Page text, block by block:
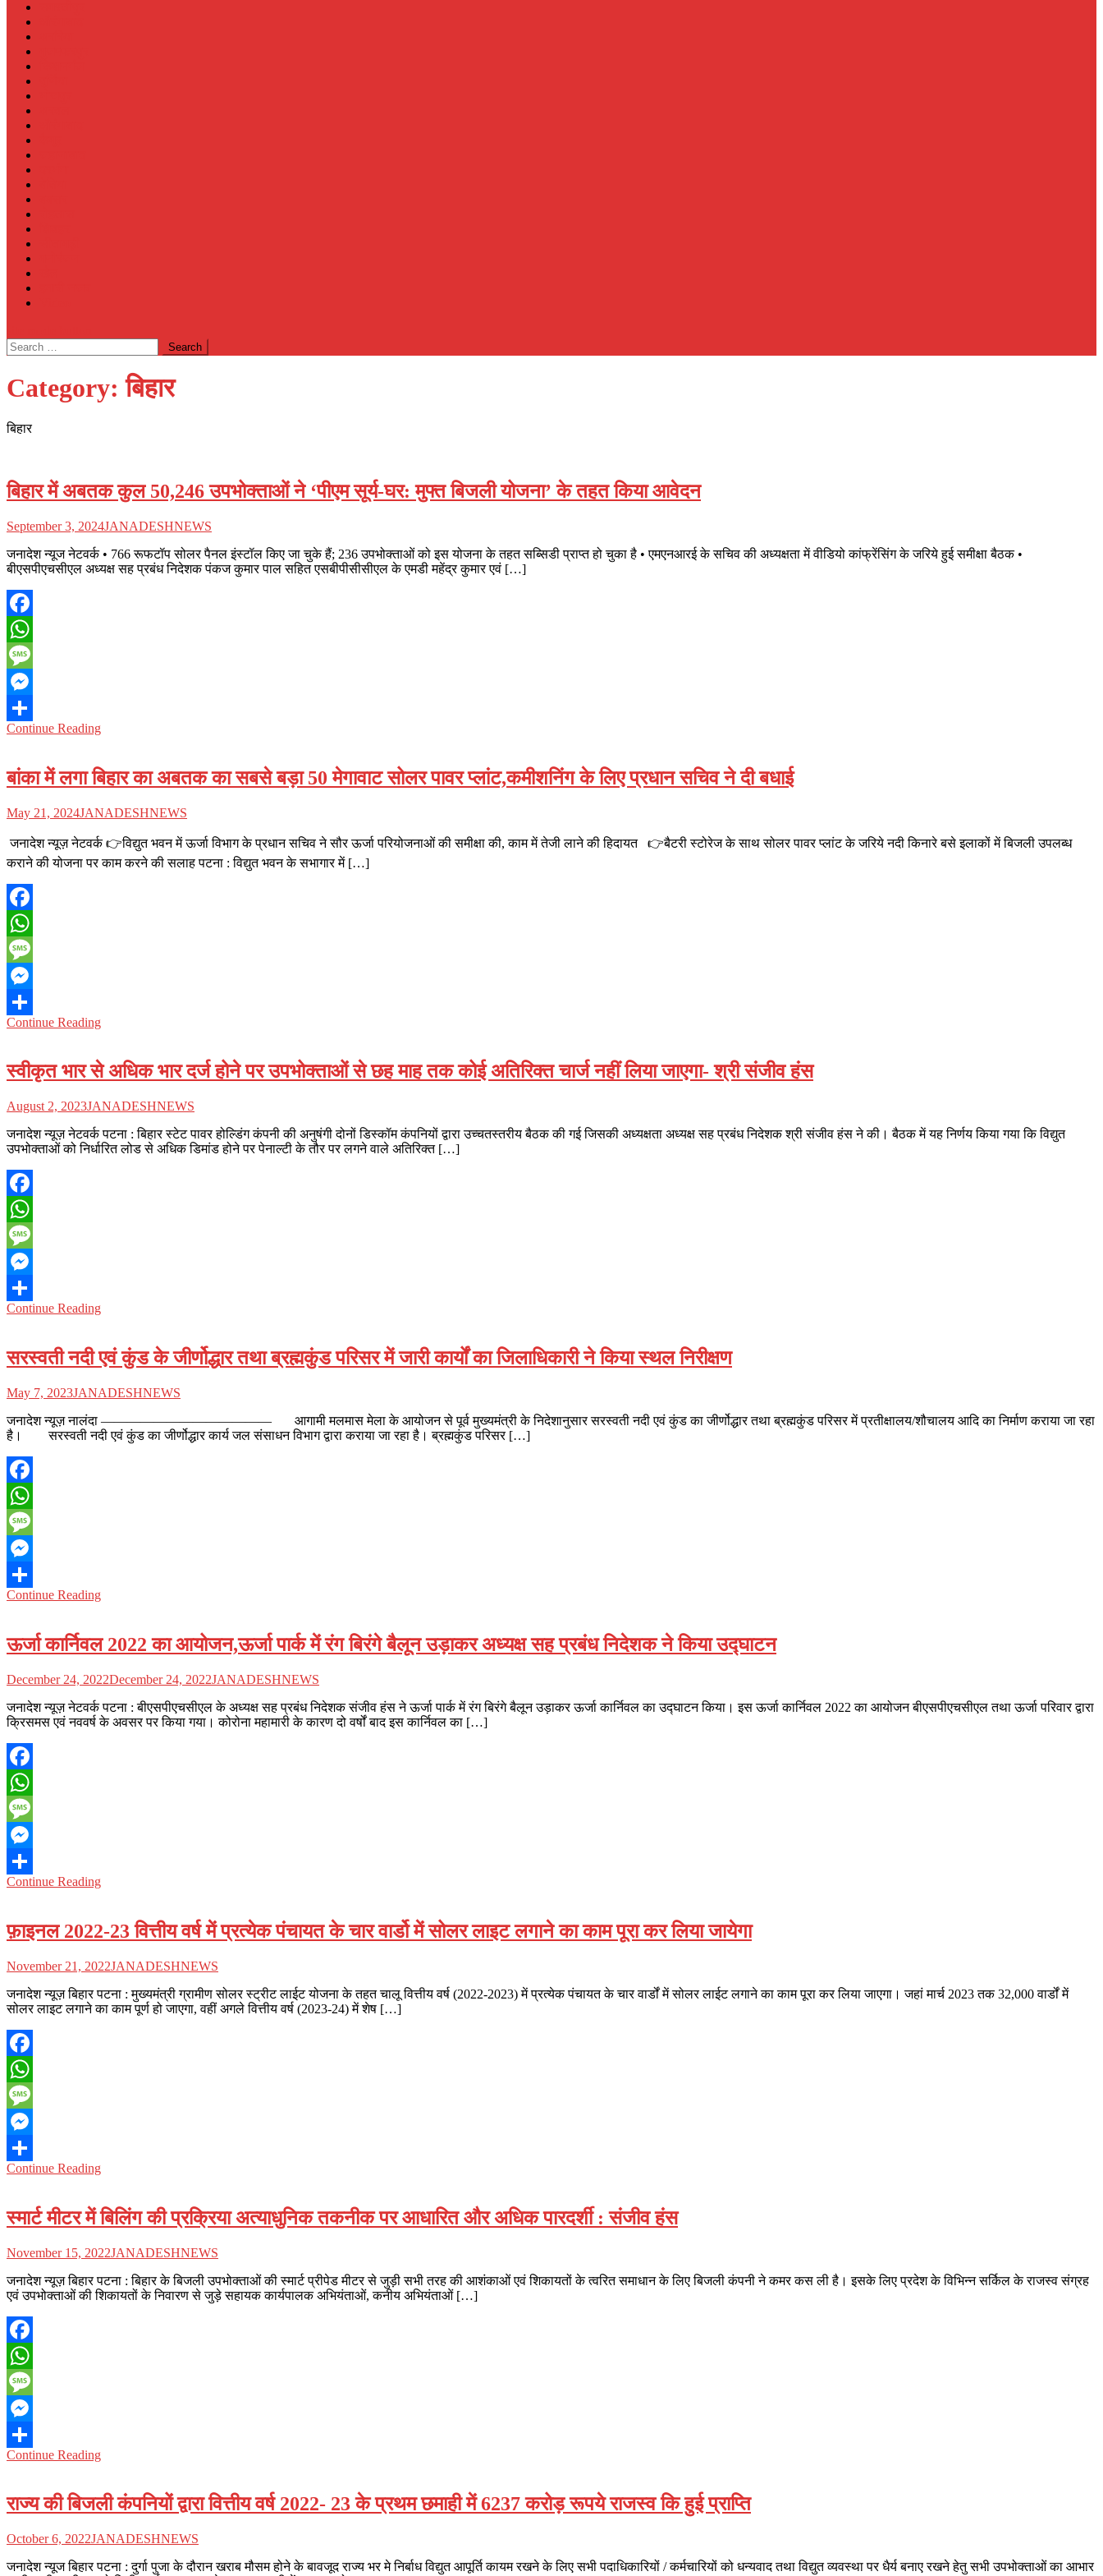
Search
for:
Category:बिहार
बिहार
बिहार में अबतक कुल 50,246 उपभोक्ताओं ने ‘पीएम सूर्य-घर: मुफ्त बिजली योजना’ के तहत किया आवेदन
September 3, 2024JANADESHNEWS
जनादेश न्यूज नेटवर्क • 766 रूफटॉप सोलर पैनल इंस्टॉल किए जा चुके हैं; 236 उपभोक्ताओं को इस योजना के तहत सब्सिडी प्राप्त हो चुका है • एमएनआरई के सचिव की अध्यक्षता में वीडियो कांफ्रेंसिंग के जरिये हुई समीक्षा बैठक •
बीएसपीएचसीएल अध्यक्ष सह प्रबंध निदेशक पंकज कुमार पाल सहित एसबीपीसीसीएल के एमडी महेंद्र कुमार एवं […]
Facebook
WhatsApp
Message
Messenger
Share
Continue Reading
बांका में लगा बिहार का अबतक का सबसे बड़ा 50 मेगावाट सोलर पावर प्लांट,कमीशनिंग के लिए प्रधान सचिव ने दी बधाई
May 21, 2024JANADESHNEWS
जनादेश न्यूज़ नेटवर्क 👉विद्युत भवन में ऊर्जा विभाग के प्रधान सचिव ने सौर ऊर्जा परियोजनाओं की समीक्षा की, काम में तेजी लाने की हिदायत 👉बैटरी स्टोरेज के साथ सोलर पावर प्लांट के जरिये नदी किनारे बसे इलाकों में बिजली उपलब्ध
कराने की योजना पर काम करने की सलाह पटना : विद्युत भवन के सभागार में […]
Facebook
WhatsApp
Message
Messenger
Share
Continue Reading
स्वीकृत भार से अधिक भार दर्ज होने पर उपभोक्ताओं से छह माह तक कोई अतिरिक्त चार्ज नहीं लिया जाएगा- श्री संजीव हंस
August 2, 2023JANADESHNEWS
जनादेश न्यूज़ नेटवर्क पटना : बिहार स्टेट पावर होल्डिंग कंपनी की अनुषंगी दोनों डिस्कॉम कंपनियों द्वारा उच्चतस्तरीय बैठक की गई जिसकी अध्यक्षता अध्यक्ष सह प्रबंध निदेशक श्री संजीव हंस ने की। बैठक में यह निर्णय किया गया कि विद्युत
उपभोक्ताओं को निर्धारित लोड से अधिक डिमांड होने पर पेनाल्टी के तौर पर लगने वाले अतिरिक्त […]
Facebook
WhatsApp
Message
Messenger
Share
Continue Reading
सरस्वती नदी एवं कुंड के जीर्णोद्धार तथा ब्रह्मकुंड परिसर में जारी कार्यों का जिलाधिकारी ने किया स्थल निरीक्षण
May 7, 2023JANADESHNEWS
जनादेश न्यूज़ नालंदा ————————————— आगामी मलमास मेला के आयोजन से पूर्व मुख्यमंत्री के निदेशानुसार सरस्वती नदी एवं कुंड का जीर्णोद्धार तथा ब्रह्मकुंड परिसर में प्रतीक्षालय/शौचालय आदि का निर्माण कराया जा रहा
है। सरस्वती नदी एवं कुंड का जीर्णोद्धार कार्य जल संसाधन विभाग द्वारा कराया जा रहा है। ब्रह्मकुंड परिसर […]
Facebook
WhatsApp
Message
Messenger
Share
Continue Reading
ऊर्जा कार्निवल 2022 का आयोजन,ऊर्जा पार्क में रंग बिरंगे बैलून उड़ाकर अध्यक्ष सह प्रबंध निदेशक ने किया उद्घाटन
December 24, 2022December 24, 2022JANADESHNEWS
जनादेश न्यूज़ नेटवर्क पटना : बीएसपीएचसीएल के अध्यक्ष सह प्रबंध निदेशक संजीव हंस ने ऊर्जा पार्क में रंग बिरंगे बैलून उड़ाकर ऊर्जा कार्निवल का उद्घाटन किया। इस ऊर्जा कार्निवल 2022 का आयोजन बीएसपीएचसीएल तथा ऊर्जा परिवार द्वारा
क्रिसमस एवं नववर्ष के अवसर पर किया गया। कोरोना महामारी के कारण दो वर्षों बाद इस कार्निवल का […]
Facebook
WhatsApp
Message
Messenger
Share
Continue Reading
फ़ाइनल 2022-23 वित्तीय वर्ष में प्रत्येक पंचायत के चार वार्डो में सोलर लाइट लगाने का काम पूरा कर लिया जायेगा
November 21, 2022JANADESHNEWS
जनादेश न्यूज़ बिहार पटना : मुख्यमंत्री ग्रामीण सोलर स्ट्रीट लाईट योजना के तहत चालू वित्तीय वर्ष (2022-2023) में प्रत्येक पंचायत के चार वार्डों में सोलर लाईट लगाने का काम पूरा कर लिया जाएगा। जहां मार्च 2023 तक 32,000 वार्डों में
सोलर लाइट लगाने का काम पूर्ण हो जाएगा, वहीं अगले वित्तीय वर्ष (2023-24) में शेष […]
Facebook
WhatsApp
Message
Messenger
Share
Continue Reading
स्मार्ट मीटर में बिलिंग की प्रक्रिया अत्याधुनिक तकनीक पर आधारित और अधिक पारदर्शी : संजीव हंस
November 15, 2022JANADESHNEWS
जनादेश न्यूज़ बिहार पटना : बिहार के बिजली उपभोक्ताओं की स्मार्ट प्रीपेड मीटर से जुड़ी सभी तरह की आशंकाओं एवं शिकायतों के त्वरित समाधान के लिए बिजली कंपनी ने कमर कस ली है। इसके लिए प्रदेश के विभिन्न सर्किल के राजस्व संग्रह
एवं उपभोक्ताओं की शिकायतों के निवारण से जुड़े सहायक कार्यपालक अभियंताओं, कनीय अभियंताओं […]
Facebook
WhatsApp
Message
Messenger
Share
Continue Reading
राज्य की बिजली कंपनियों द्वारा वित्तीय वर्ष 2022- 23 के प्रथम छमाही में 6237 करोड़ रूपये राजस्व कि हुई प्राप्ति
October 6, 2022JANADESHNEWS
जनादेश न्यूज बिहार पटना : दुर्गा पुजा के दौरान खराब मौसम होने के बावजूद राज्य भर मे निर्बाध विद्युत आपूर्ति कायम रखने के लिए सभी पदाधिकारियों / कर्मचारियों को धन्यवाद तथा विद्युत व्यवस्था पर धैर्य बनाए रखने हेतु सभी उपभोक्ताओं का आभार